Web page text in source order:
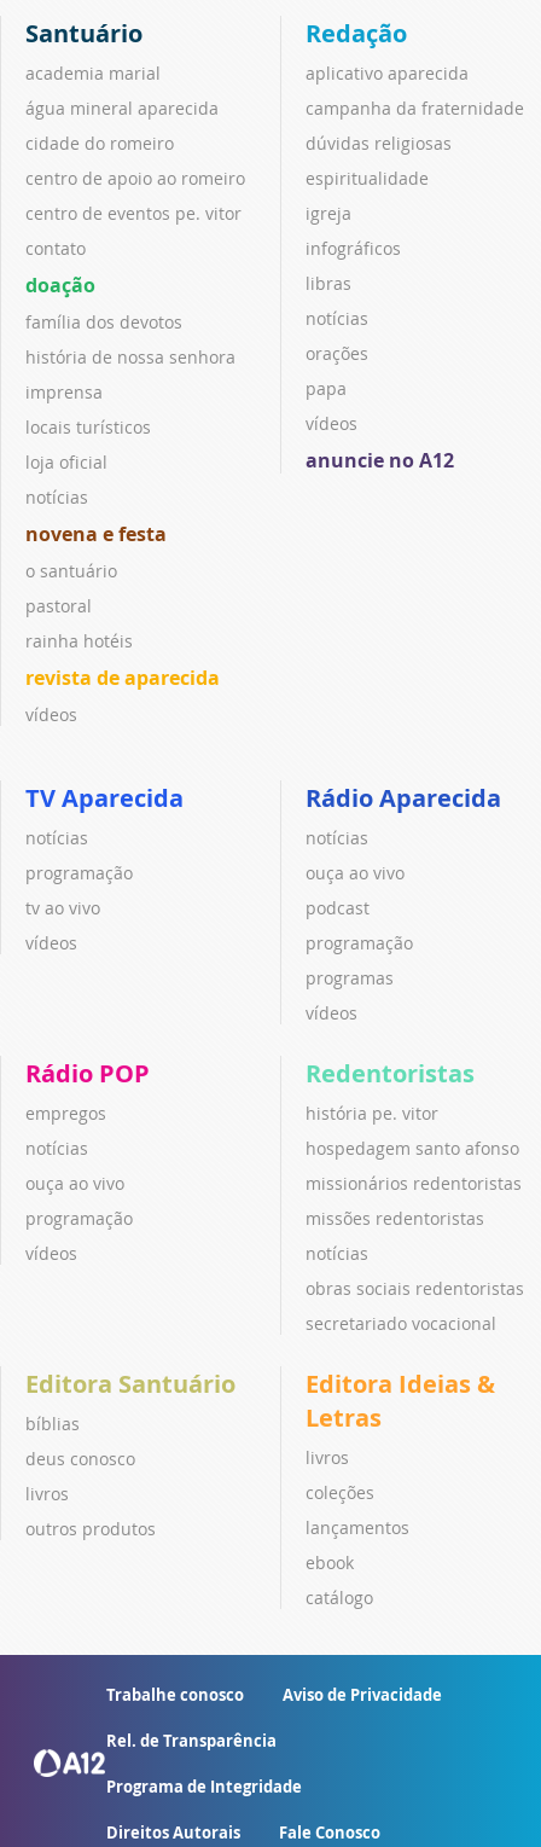
Santuário
academia marial
água mineral aparecida
cidade do romeiro
centro de apoio ao romeiro
centro de eventos pe. vitor
contato
doação
família dos devotos
história de nossa senhora
imprensa
locais turísticos
loja oficial
notícias
novena e festa
o santuário
pastoral
rainha hotéis
revista de aparecida
vídeos
Redação
aplicativo aparecida
campanha da fraternidade
dúvidas religiosas
espiritualidade
igreja
infográficos
libras
notícias
orações
papa
vídeos
anuncie no A12
TV Aparecida
notícias
programação
tv ao vivo
vídeos
Rádio Aparecida
notícias
ouça ao vivo
podcast
programação
programas
vídeos
Rádio POP
empregos
notícias
ouça ao vivo
programação
vídeos
Redentoristas
história pe. vitor
hospedagem santo afonso
missionários redentoristas
missões redentoristas
notícias
obras sociais redentoristas
secretariado vocacional
Editora Santuário
bíblias
deus conosco
livros
outros produtos
Editora Ideias &
Letras
livros
coleções
lançamentos
ebook
catálogo
Trabalhe conosco Aviso de Privacidade
Rel. de Transparência
Programa de Integridade
Direitos Autorais Fale Conosco